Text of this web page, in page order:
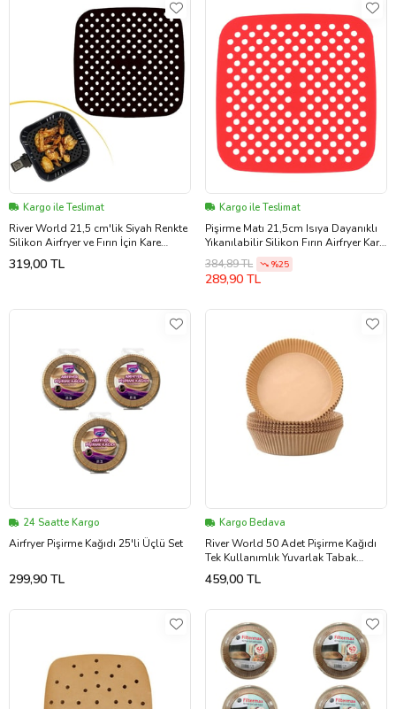
Kargo ile Teslimat
River World 21,5 cm'lik Siyah Renkte
Silikon Airfryer ve Fırın İçin Kare
Pişirme Matı Yıkanabilir Isıya
Dayanıklı
319,00 TL
Kargo ile Teslimat
Pişirme Matı 21,5cm Isıya Dayanıklı
Yıkanılabilir Silikon Fırın Airfryer Kare
Model Renkli Mat
384,89 TL %25
289,90 TL
24 Saatte Kargo
Airfryer Pişirme Kağıdı 25'li Üçlü Set
299,90 TL
Kargo Bedava
River World 50 Adet Pişirme Kağıdı
Tek Kullanımlık Yuvarlak Tabak
Model Air Fryer İçin PVC
459,00 TL